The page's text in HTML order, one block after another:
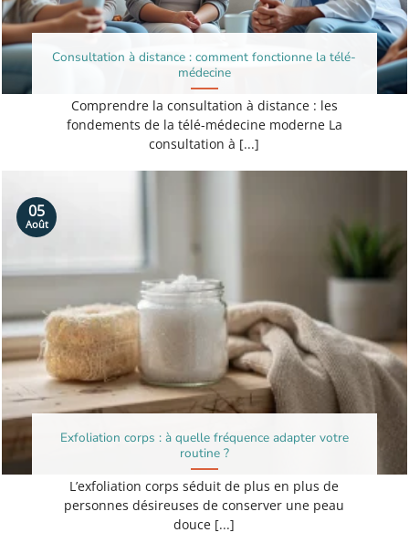
Consultation à distance : comment fonctionne la télé-
médecine
Comprendre la consultation à distance : les
fondements de la télé-médecine moderne La
consultation à [...]
Exfoliation corps : à quelle fréquence adapter votre
routine ?
L’exfoliation corps séduit de plus en plus de
personnes désireuses de conserver une peau
douce [...]
05
Août